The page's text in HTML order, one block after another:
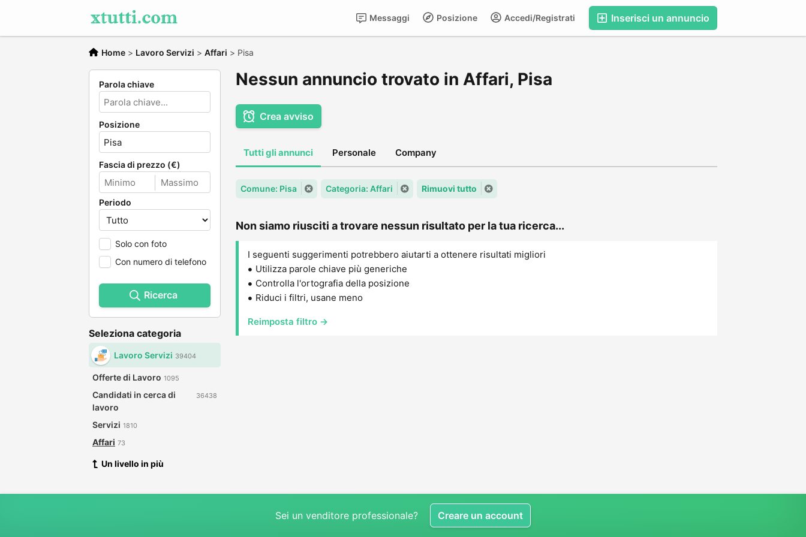
Inserisci un annuncio
Accedi/Registrati
Posizione
Messaggi
Home > Lavoro Servizi > Affari > Pisa
Parola chiave
Posizione
Fascia di prezzo (€)
Periodo
Solo con foto
Con numero di telefono
Ricerca
Seleziona categoria
Lavoro Servizi 39404
Offerte di Lavoro 1095
Candidati in cerca di
lavoro
36438
Servizi 1810
Affari 73
Un livello in più
Nessun annuncio trovato in Affari, Pisa
Crea avviso
Tutti gli annunci Personale Company
Comune: Pisa Categoria: Affari Rimuovi tutto
Non siamo riusciti a trovare nessun risultato per la tua ricerca...
I seguenti suggerimenti potrebbero aiutarti a ottenere risultati migliori
Utilizza parole chiave più generiche
Controlla l'ortografia della posizione
Riduci i filtri, usane meno
Reimposta filtro →
Sei un venditore professionale? Creare un account